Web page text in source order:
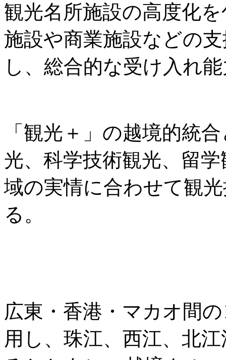
観光名所施設の高度化
施設や商業施設などの
し、総合的な受け入れ
「観光＋」の越境的統
光、科学技術観光、留
域の実情に合わせて観
る。
広東・香港・マカオ間
用し、珠江、西江、北